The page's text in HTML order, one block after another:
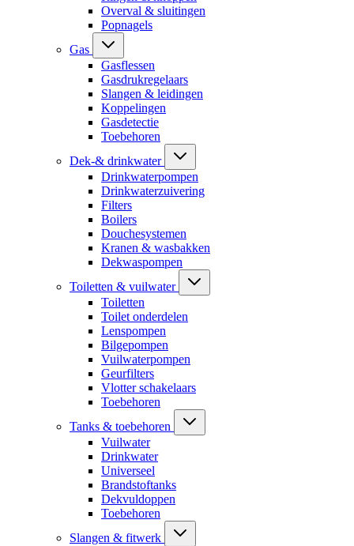
Overval & sluitingen
Popnagels
Gas
Gasflessen
Gasdrukregelaars
Slangen & leidingen
Koppelingen
Gasdetectie
Toebehoren
Dek-& drinkwater
Drinkwaterpompen
Drinkwaterzuivering
Filters
Boilers
Douchesystemen
Kranen & wasbakken
Dekwaspompen
Toiletten & vuilwater
Toiletten
Toilet onderdelen
Lenspompen
Bilgepompen
Vuilwaterpompen
Geurfilters
Vlotter schakelaars
Toebehoren
Tanks & toebehoren
Vuilwater
Drinkwater
Universeel
Brandstoftanks
Dekvuldoppen
Toebehoren
Slangen & fitwerk